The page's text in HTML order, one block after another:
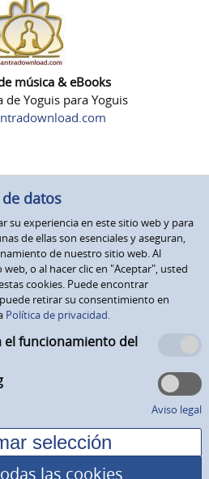
música & eBooks
Yoguis para Yoguis
datos
su experiencia en este sitio web y para
de ellas son esenciales y aseguran,
de nuestro sitio web. Al
o al hacer clic en "Aceptar", usted
cookies. Puede encontrar
retirar su consentimiento en
Política de privacidad.
el funcionamiento del
Aviso legal
las cookies